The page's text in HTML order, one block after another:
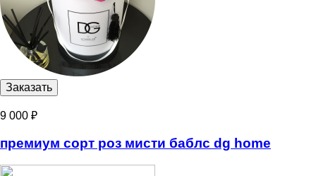
9 000 ₽
премиум сорт роз мисти баблс dg home